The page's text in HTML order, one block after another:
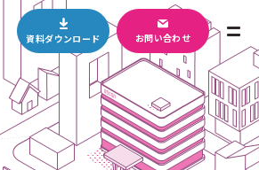
資料ダウンロード お問い合わせ
M
N
U